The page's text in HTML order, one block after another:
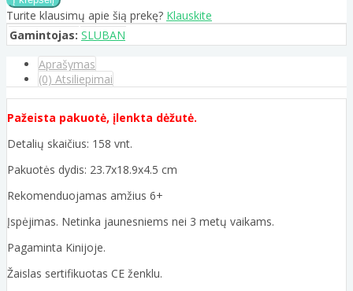
Turite klausimų apie šią prekę? Klauskite
Gamintojas: SLUBAN
Aprašymas
(0) Atsiliepimai
Pažeista pakuotė, įlenkta dėžutė.
Detalių skaičius: 158 vnt.
Pakuotės dydis: 23.7x18.9x4.5 cm
Rekomenduojamas amžius 6+
Įspėjimas. Netinka jaunesniems nei 3 metų vaikams.
Pagaminta Kinijoje.
Žaislas sertifikuotas CE ženklu.